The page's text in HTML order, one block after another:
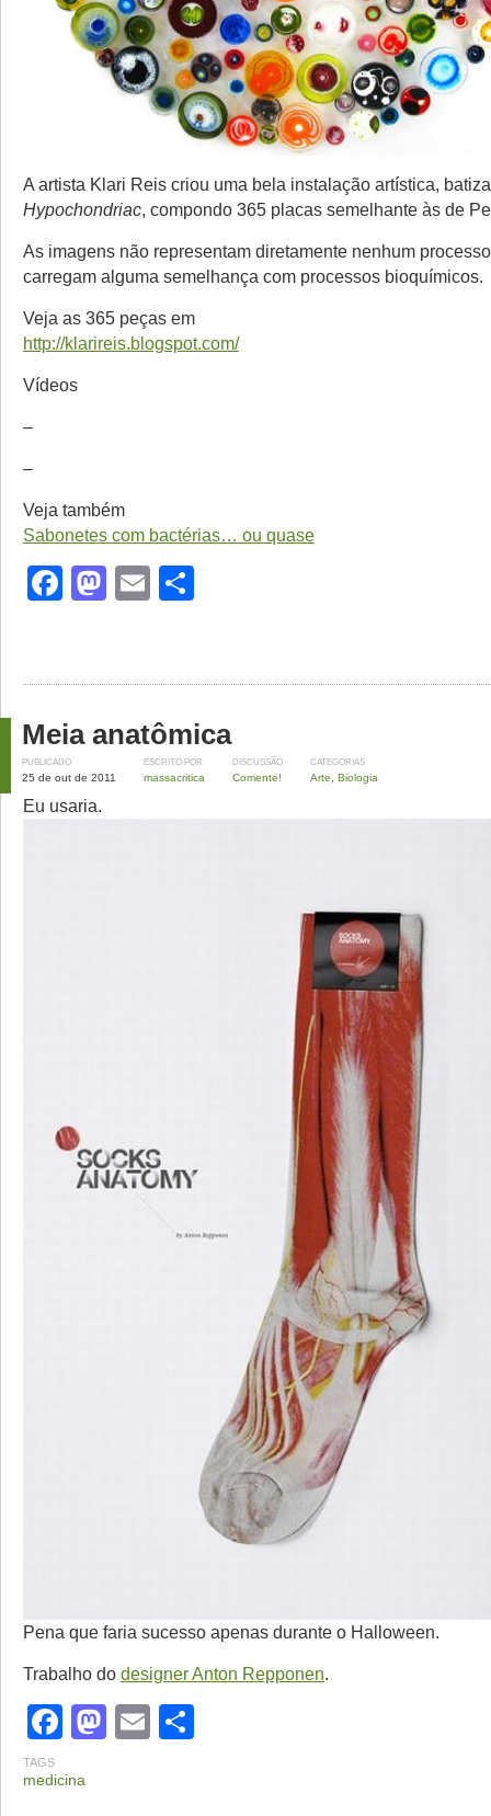
A artista Klari Reis criou uma bela instalação artística,
Hypochondriac, compondo 365 placas semelhante às de
As imagens não representam diretamente nenhum
carregam alguma semelhança com processos bioquímicos.
Veja as 365 peças em
http://klarireis.blogspot.com/
Vídeos
–
–
Veja também
Sabonetes com bactérias… ou quase
Facebook
Mastodon
Email
Meia anatômica
PUBLICADO
25 de out de 2011
ESCRITO POR
massacritica
DISCUSSÃO
Comente!
CATEGORIAS
Arte Biologia
Eu usaria.
Pena que faria sucesso apenas durante o Halloween.
Trabalho do designer Anton Repponen.
Facebook
Mastodon
Email
TAGS
medicina